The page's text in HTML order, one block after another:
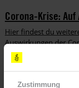
Zustimmung
Corona-Krise: Auf
Hier findest du
Auswirkungen der